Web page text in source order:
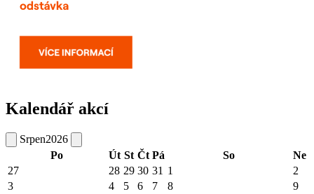
Kalendář akcí
Srpen2026
Po
Út St Čt Pá So
Ne
27
28 29 30 31 1
2
3
4 5 6 7 8 9